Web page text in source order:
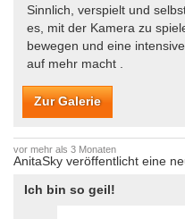
Sinnlich, verspielt und
es, mit der Kamera zu
bewegen und eine
auf mehr macht .
Zur Galerie
vor mehr als 3 Monaten
AnitaSky veröffentlicht eine
Ich bin so geil!